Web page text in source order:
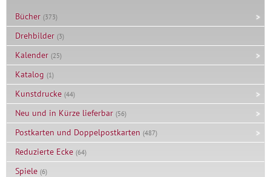
Bücher (373)
Drehbilder (3)
Kalender (25)
Katalog (1)
Kunstdrucke (44)
Neu und in Kürze lieferbar (56)
Postkarten und Doppelpostkarten (487)
Reduzierte Ecke (64)
Spiele (6)